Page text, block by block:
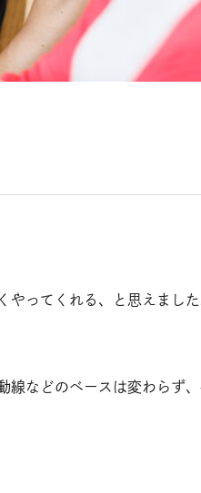
ってくれる、と思えました
などのベースは変わらず